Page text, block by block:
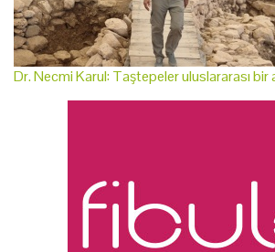
Dr. Necmi Karul: Taştepeler uluslararası bir